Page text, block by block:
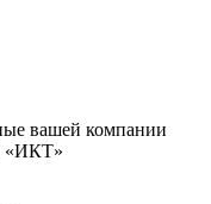
вашей компании
«ИКТ»